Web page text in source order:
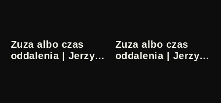
Zuza albo czas
oddalenia | Jerzy
Zuza albo czas
oddalenia | Jerzy